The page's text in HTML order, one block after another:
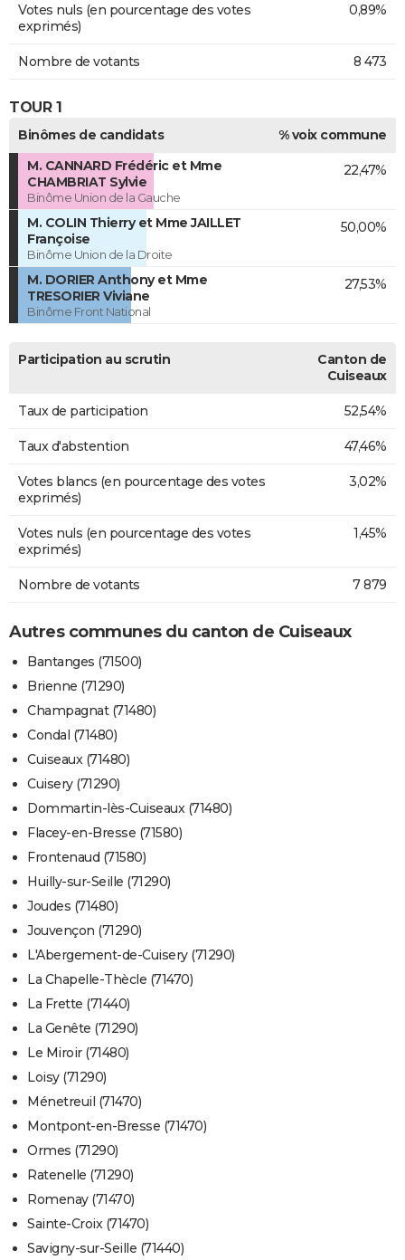
Votes nuls (en pourcentage des votes
exprimés)
0,89%
Nombre de votants 8 473
TOUR 1
Binômes de candidats
% voix commune
M. CANNARD Frédéric et Mme
CHAMBRIAT Sylvie
Binôme Union de la Gauche
22,47%
M. COLIN Thierry et Mme JAILLET
Françoise
Binôme Union de la Droite
50,00%
M. DORIER Anthony et Mme
TRESORIER Viviane
Binôme Front National
27,53%
Participation au scrutin
Canton de
Cuiseaux
Taux de participation 52,54%
Taux d'abstention 47,46%
Votes blancs (en pourcentage des votes
exprimés)
3,02%
Votes nuls (en pourcentage des votes
exprimés)
1,45%
Nombre de votants 7 879
Autres communes du canton de Cuiseaux
Bantanges (71500)
Brienne (71290)
Champagnat (71480)
Condal (71480)
Cuiseaux (71480)
Cuisery (71290)
Dommartin-lès-Cuiseaux (71480)
Flacey-en-Bresse (71580)
Frontenaud (71580)
Huilly-sur-Seille (71290)
Joudes (71480)
Jouvençon (71290)
L'Abergement-de-Cuisery (71290)
La Chapelle-Thècle (71470)
La Frette (71440)
La Genête (71290)
Le Miroir (71480)
Loisy (71290)
Ménetreuil (71470)
Montpont-en-Bresse (71470)
Ormes (71290)
Ratenelle (71290)
Romenay (71470)
Sainte-Croix (71470)
Savigny-sur-Seille (71440)